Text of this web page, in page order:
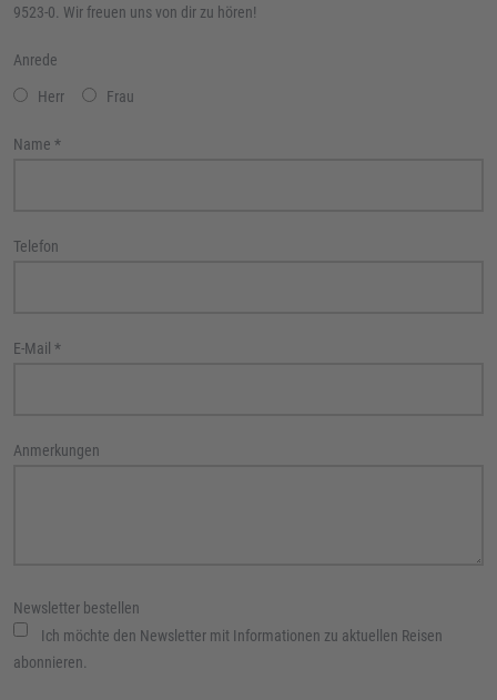
9523-0. Wir freuen uns von dir zu hören!
Anrede
Herr Frau
Name *
Telefon
E-Mail *
Anmerkungen
Newsletter bestellen
Ich möchte den Newsletter mit Informationen zu aktuellen Reisen
abonnieren.